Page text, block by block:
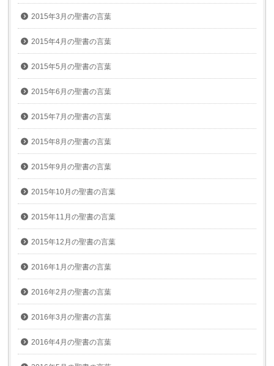
2015年3月の聖書の言葉
2015年4月の聖書の言葉
2015年5月の聖書の言葉
2015年6月の聖書の言葉
2015年7月の聖書の言葉
2015年8月の聖書の言葉
2015年9月の聖書の言葉
2015年10月の聖書の言葉
2015年11月の聖書の言葉
2015年12月の聖書の言葉
2016年1月の聖書の言葉
2016年2月の聖書の言葉
2016年3月の聖書の言葉
2016年4月の聖書の言葉